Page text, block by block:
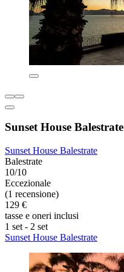
Sunset House Balestrate
Sunset House Balestrate
Balestrate
10/10
Eccezionale
(1 recensione)
129 €
tasse e oneri inclusi
1 set - 2 set
Sunset House Balestrate